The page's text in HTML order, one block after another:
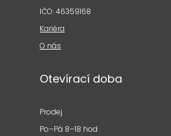
IČO: 46359168
Kariéra
O nás
Otevírací doba
Prodej
Po–Pá 8–18 hod